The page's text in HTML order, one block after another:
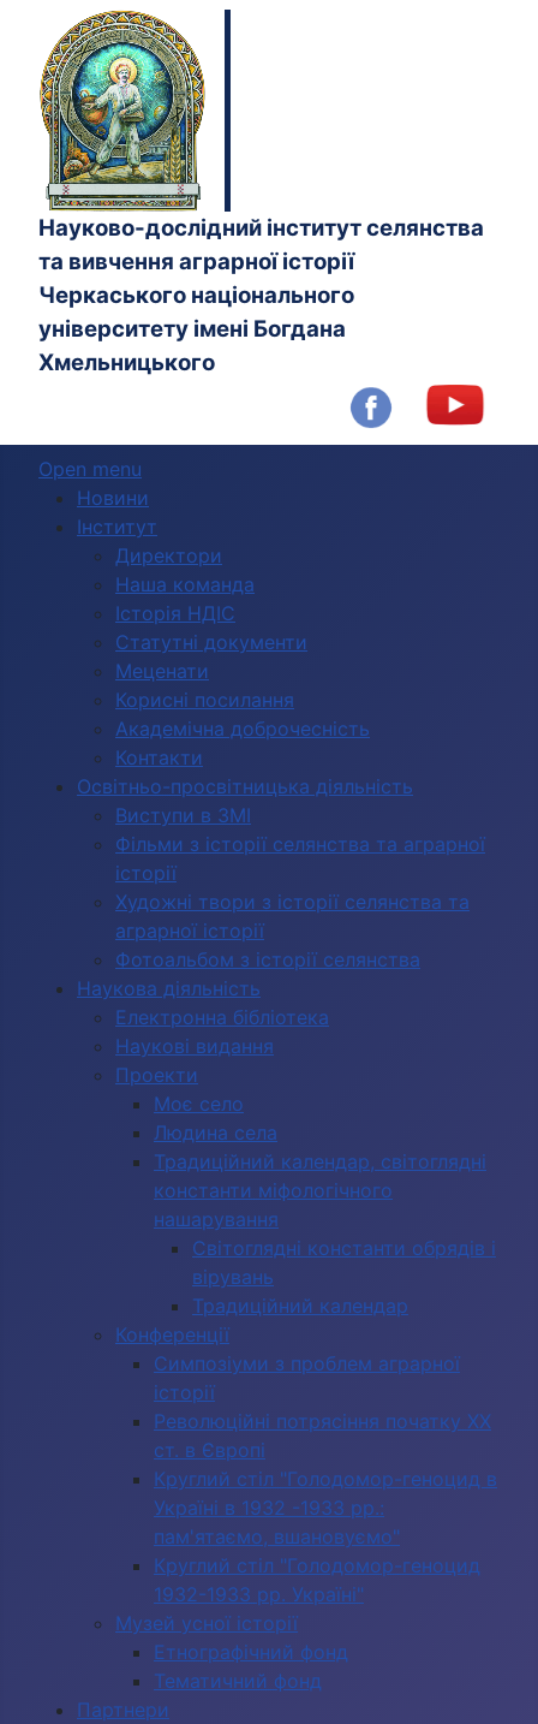
Науково-дослідний інститут селянства
та вивчення аграрної історії
Черкаського національного
університету імені Богдана
Хмельницького
Open menu
Новини
Інститут
Директори
Наша команда
Історія НДІС
Статутні документи
Меценати
Корисні посилання
Академічна доброчесність
Контакти
Освітньо-просвітницька діяльність
Виступи в ЗМІ
Фільми з історії селянства та аграрної
історії
Художні твори з історії селянства та
аграрної історії
Фотоальбом з історії селянства
Наукова діяльність
Електронна бібліотека
Наукові видання
Проекти
Моє село
Людина села
Традиційний календар, світоглядні
константи міфологічного
нашарування
Світоглядні константи обрядів і
вірувань
Традиційний календар
Конференції
Симпозіуми з проблем аграрної
історії
Революційні потрясіння початку ХХ
ст. в Європі
Круглий стіл "Голодомор-геноцид в
Україні в 1932 -1933 рр.:
пам'ятаємо, вшановуємо"
Круглий стіл "Голодомор-геноцид
1932-1933 рр. Україні"
Музей усної історії
Етнографічний фонд
Тематичний фонд
Партнери